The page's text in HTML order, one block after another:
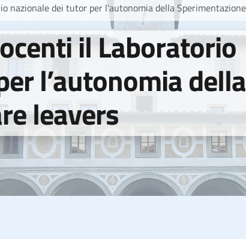
nazionale dei tutor per l’autonomia della
il Laboratorio
l’autonomia della
leavers